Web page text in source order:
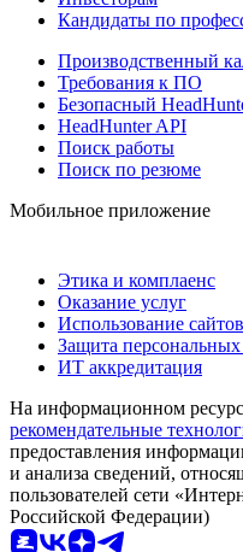
Кандидаты по
Производственный
Требования к ПО
Безопасный
HeadHunter API
Поиск работы
Поиск по резюме
Мобильное приложение
Этика и комплаенс
Оказание услуг
Использование сайтов
Защита
ИТ аккредитация
На информационном
рекомендательные
предоставления
и анализа сведений,
пользователей сети
Российской Федерации)